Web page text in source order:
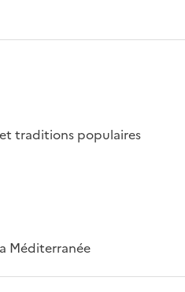
traditions populaires
Méditerranée